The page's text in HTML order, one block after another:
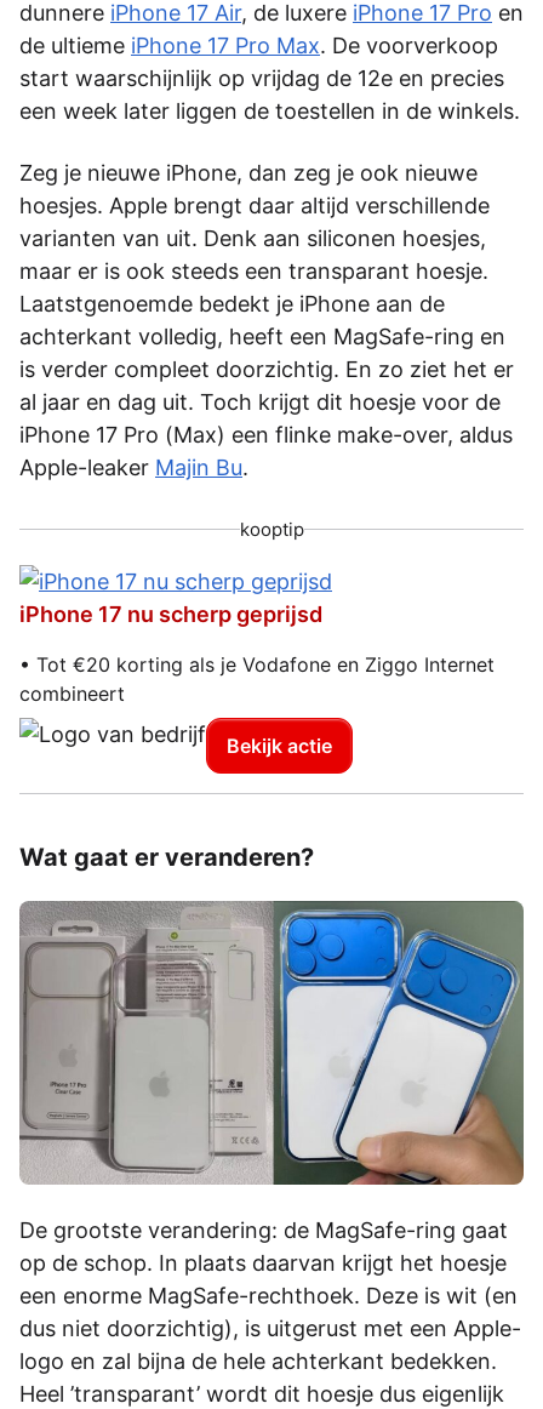
dunnere iPhone 17 Air, de luxere iPhone 17 Pro en
de ultieme iPhone 17 Pro Max. De voorverkoop
start waarschijnlijk op vrijdag de 12e en precies
een week later liggen de toestellen in de winkels.
Zeg je nieuwe iPhone, dan zeg je ook nieuwe
hoesjes. Apple brengt daar altijd verschillende
varianten van uit. Denk aan siliconen hoesjes,
maar er is ook steeds een transparant hoesje.
Laatstgenoemde bedekt je iPhone aan de
achterkant volledig, heeft een MagSafe-ring en
is verder compleet doorzichtig. En zo ziet het er
al jaar en dag uit. Toch krijgt dit hoesje voor de
iPhone 17 Pro (Max) een flinke make-over, aldus
Apple-leaker Majin Bu.
kooptip
iPhone 17 nu scherp geprijsd
• Tot €20 korting als je Vodafone en Ziggo Internet
combineert
Bekijk actie
Wat gaat er veranderen?
De grootste verandering: de MagSafe-ring gaat
op de schop. In plaats daarvan krijgt het hoesje
een enorme MagSafe-rechthoek. Deze is wit (en
dus niet doorzichtig), is uitgerust met een Apple-
logo en zal bijna de hele achterkant bedekken.
Heel ’transparant’ wordt dit hoesje dus eigenlijk